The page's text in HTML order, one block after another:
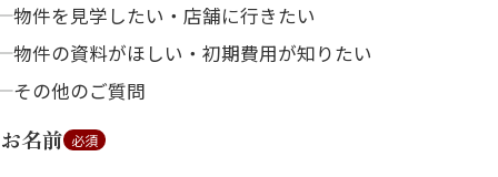
物件を見学したい・店舗に行きたい
物件の資料がほしい・初期費用が知りたい
その他のご質問
お名前 必須